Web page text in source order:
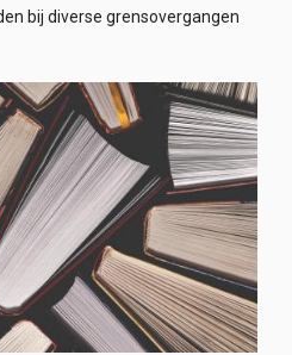
bij diverse grensovergangen